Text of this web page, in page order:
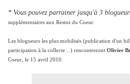
* Vous pouvez parrainer jusqu'à 3
supplémentaires aux Restos du Coeur.
Les blogueurs les plus mobilisés (publication d'un
participation à la collecte…) rencontreront Olivier
Coeur, le 15 avril 2010.